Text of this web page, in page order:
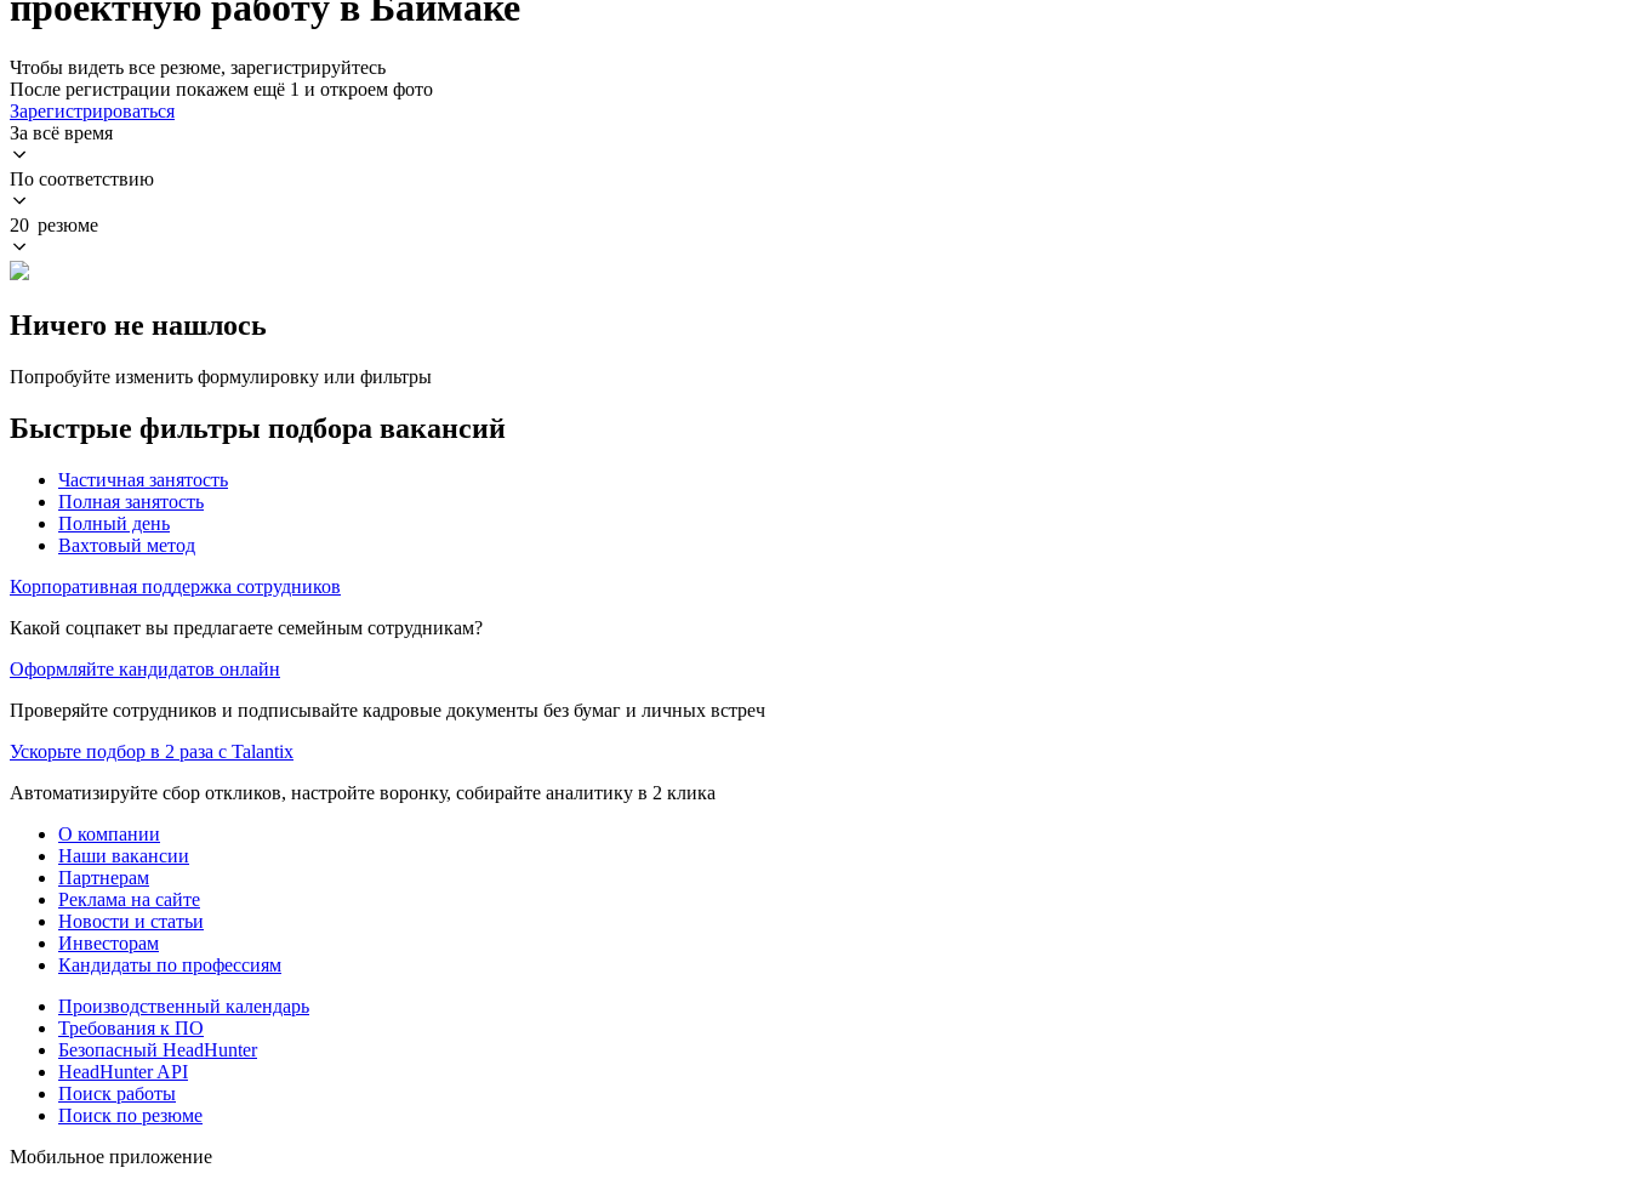
Чтобы видеть все резюме, зарегистрируйтесь
После регистрации покажем ещё 1 и откроем фото
Зарегистрироваться
За всё время
По соответствию
20 резюме
Ничего не нашлось
Попробуйте изменить формулировку или фильтры
Быстрые фильтры подбора вакансий
Частичная занятость
Полная занятость
Полный день
Вахтовый метод
Корпоративная поддержка сотрудников
Какой соцпакет вы предлагаете семейным сотрудникам?
Оформляйте кандидатов онлайн
Проверяйте сотрудников и подписывайте кадровые документы без бумаг и личных встреч
Ускорьте подбор в 2 раза с Talantix
Автоматизируйте сбор откликов, настройте воронку, собирайте аналитику в 2 клика
О компании
Наши вакансии
Партнерам
Реклама на сайте
Новости и статьи
Инвесторам
Кандидаты по профессиям
Производственный календарь
Требования к ПО
Безопасный HeadHunter
HeadHunter API
Поиск работы
Поиск по резюме
Мобильное приложение